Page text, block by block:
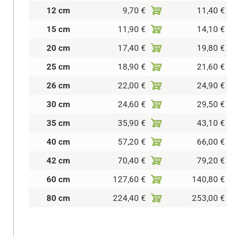
12 cm
9,70 € 11,40 €
15 cm
11,90 € 14,10 €
20 cm
17,40 € 19,80 €
25 cm
18,90 € 21,60 €
26 cm
22,00 € 24,90 €
30 cm
24,60 € 29,50 €
35 cm
35,90 € 43,10 €
40 cm
57,20 € 66,00 €
42 cm
70,40 € 79,20 €
60 cm
127,60 € 140,80 €
80 cm
224,40 € 253,00 €